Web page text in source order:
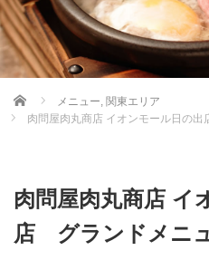
Home メニュー, 関東エリア
肉問屋肉丸商店 イオンモール日の
肉問屋肉丸商店 イ
店 グランドメニ